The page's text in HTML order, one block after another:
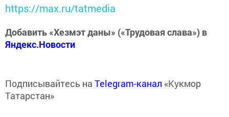
https://max.ru/tatmedia
Добавить «Хезмэт даны» («Трудовая слава») в
Яндекс.Новости
Подписывайтесь на Telegram-канал «Кукмор
Татарстан»